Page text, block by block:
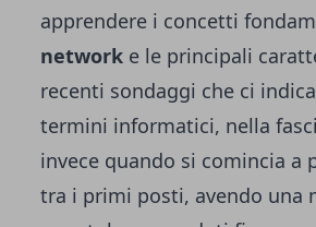
apprendere i concetti
network e le principali
recenti sondaggi che ci
termini informatici, nella
invece quando si comincia
tra i primi posti, avendo una